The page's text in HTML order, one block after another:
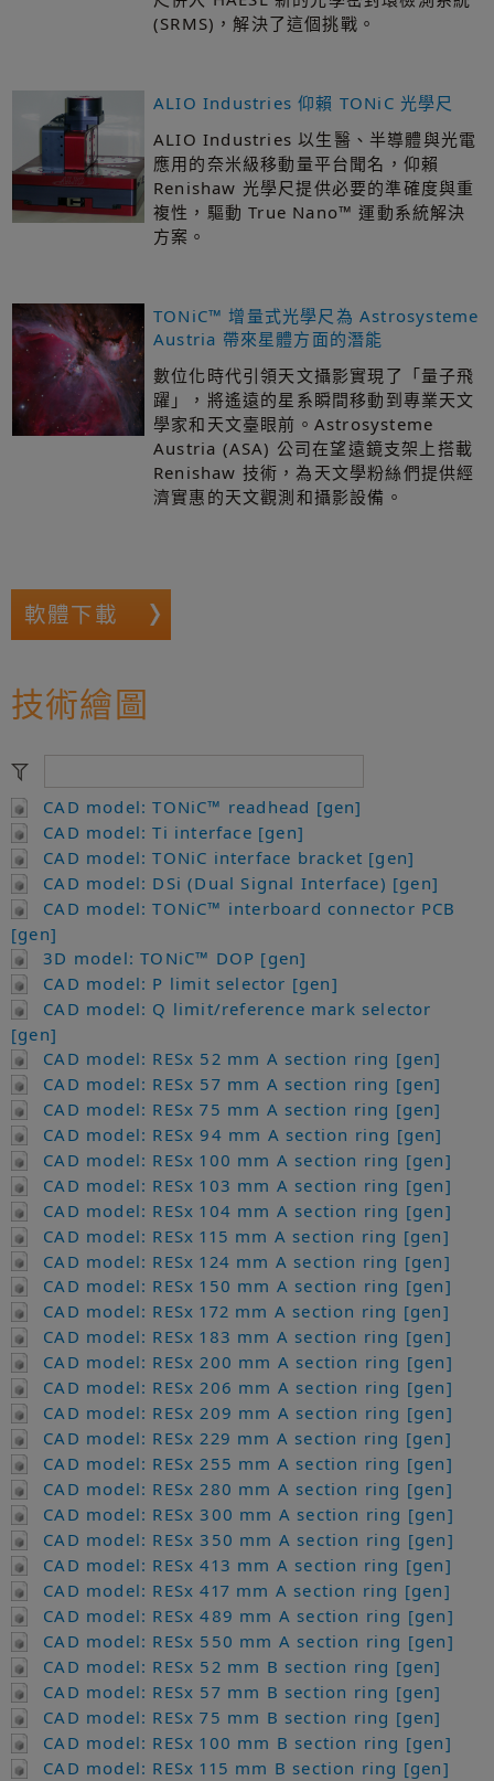
(SRMS)，解決了這個挑戰。
ALIO Industries 仰賴 TONiC 光學尺
ALIO Industries 以生醫、半導體與光電
應用的奈米級移動量平台聞名，仰賴
Renishaw 光學尺提供必要的準確度與重
複性，驅動 True Nano™ 運動系統解決
方案。
TONiC™ 增量式光學尺為 Astrosysteme
Austria 帶來星體方面的潛能
數位化時代引領天文攝影實現了「量子飛
躍」，將遙遠的星系瞬間移動到專業天文
學家和天文臺眼前。Astrosysteme
Austria (ASA) 公司在望遠鏡支架上搭載
Renishaw 技術，為天文學粉絲們提供經
濟實惠的天文觀測和攝影設備。
軟體下載
技術繪圖
CAD model: TONiC™ readhead [gen]
CAD model: Ti interface [gen]
CAD model: TONiC interface bracket [gen]
CAD model: DSi (Dual Signal Interface) [gen]
CAD model: TONiC™ interboard connector PCB
[gen]
3D model: TONiC™ DOP [gen]
CAD model: P limit selector [gen]
CAD model: Q limit/reference mark selector
[gen]
CAD model: RESx 52 mm A section ring [gen]
CAD model: RESx 57 mm A section ring [gen]
CAD model: RESx 75 mm A section ring [gen]
CAD model: RESx 94 mm A section ring [gen]
CAD model: RESx 100 mm A section ring [gen]
CAD model: RESx 103 mm A section ring [gen]
CAD model: RESx 104 mm A section ring [gen]
CAD model: RESx 115 mm A section ring [gen]
CAD model: RESx 124 mm A section ring [gen]
CAD model: RESx 150 mm A section ring [gen]
CAD model: RESx 172 mm A section ring [gen]
CAD model: RESx 183 mm A section ring [gen]
CAD model: RESx 200 mm A section ring [gen]
CAD model: RESx 206 mm A section ring [gen]
CAD model: RESx 209 mm A section ring [gen]
CAD model: RESx 229 mm A section ring [gen]
CAD model: RESx 255 mm A section ring [gen]
CAD model: RESx 280 mm A section ring [gen]
CAD model: RESx 300 mm A section ring [gen]
CAD model: RESx 350 mm A section ring [gen]
CAD model: RESx 413 mm A section ring [gen]
CAD model: RESx 417 mm A section ring [gen]
CAD model: RESx 489 mm A section ring [gen]
CAD model: RESx 550 mm A section ring [gen]
CAD model: RESx 52 mm B section ring [gen]
CAD model: RESx 57 mm B section ring [gen]
CAD model: RESx 75 mm B section ring [gen]
CAD model: RESx 100 mm B section ring [gen]
CAD model: RESx 115 mm B section ring [gen]